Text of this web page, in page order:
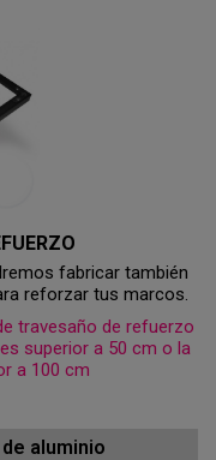
fabricar también
reforzar tus marcos.
travesaño de refuerzo
superior a 50 cm o la
a 100 cm
aluminio